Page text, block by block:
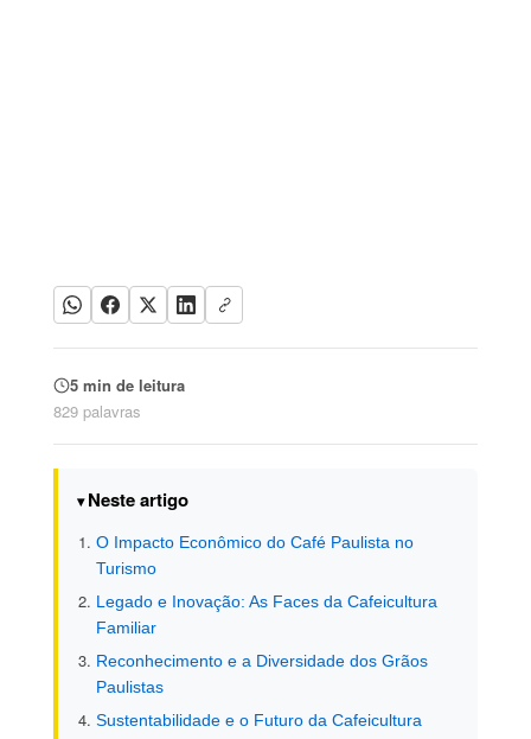
5 min de leitura
829 palavras
Neste artigo
O Impacto Econômico do Café Paulista no
Turismo
Legado e Inovação: As Faces da Cafeicultura
Familiar
Reconhecimento e a Diversidade dos Grãos
Paulistas
Sustentabilidade e o Futuro da Cafeicultura